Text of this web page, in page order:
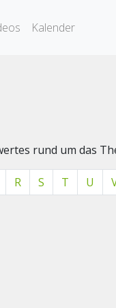
Kalender
rund um das
R S T U